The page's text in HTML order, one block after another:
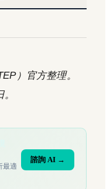
）官方整理。
最適
諮詢 AI →